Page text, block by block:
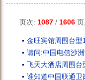
页次: 1087 / 1606
金旺宾馆周围台型
请问:中国电信沙
飞天大酒店周围台
谁知道中国联通卫